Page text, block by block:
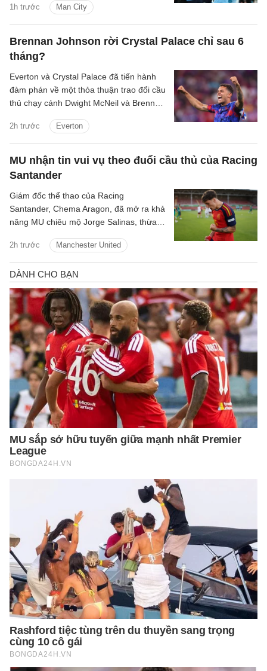
1h trước Man City
Brennan Johnson rời Crystal Palace chỉ sau 6
tháng?
2h trước Everton
Everton và Crystal Palace đã tiến hành
đàm phán về một thỏa thuận trao đổi cầu
thủ chạy cánh Dwight McNeil và Brennan
MU nhận tin vui vụ theo đuổi cầu thủ của Racing
Santander
2h trước Manchester United
Giám đốc thể thao của Racing
Santander, Chema Aragon, đã mở ra khả
năng MU chiêu mộ Jorge Salinas, thừa
các ông lớn tiếp cận.